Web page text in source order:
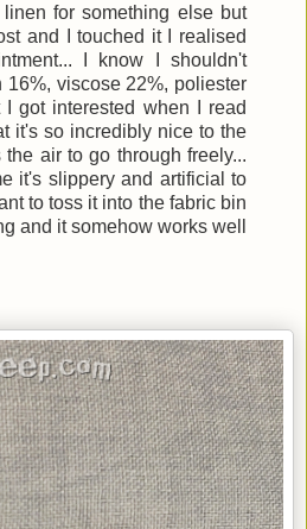
for something else but
and I touched it I realised
I know I shouldn't
16%, viscose 22%, poliester
got interested when I read
it's so incredibly nice to the
air to go through freely...
it's slippery and artificial to
to toss it into the fabric bin
and it somehow works well